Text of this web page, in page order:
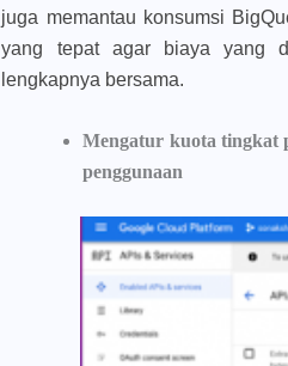
juga memantau konsumsi
yang tepat agar biaya yang
lengkapnya bersama.
Mengatur kuota tingkat
penggunaan